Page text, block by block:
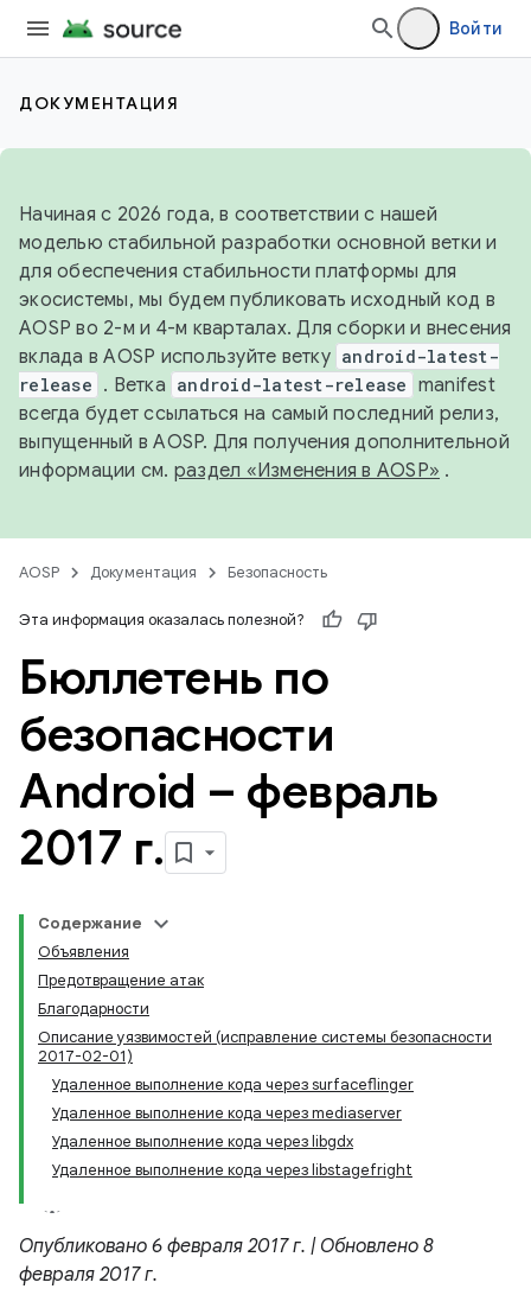
Войти
ДОКУМЕНТАЦИЯ
Начиная с 2026 года, в соответствии с нашей
моделью стабильной разработки основной ветки и
для обеспечения стабильности платформы для
экосистемы, мы будем публиковать исходный код в
AOSP во 2-м и 4-м кварталах. Для сборки и внесения
вклада в AOSP используйте ветку android-latest-
release . Ветка android-latest-release manifest
всегда будет ссылаться на самый последний релиз,
выпущенный в AOSP. Для получения дополнительной
информации см. раздел «Изменения в AOSP» .
AOSP Документация Безопасность
Эта информация оказалась полезной?
Бюллетень по
безопасности
Android – февраль
2017 г.
Содержание
Объявления
Предотвращение атак
Благодарности
Описание уязвимостей (исправление системы безопасности
2017-02-01)
Удаленное выполнение кода через surfaceflinger
Удаленное выполнение кода через mediaserver
Удаленное выполнение кода через libgdx
Удаленное выполнение кода через libstagefright
Опубликовано 6 февраля 2017 г. | Обновлено 8
февраля 2017 г.